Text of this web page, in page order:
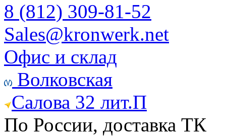
8 (812) 309-81-52
Sales@kronwerk.net
Офис и склад
Волковская
Салова 32 лит.П
По России, доставка ТК